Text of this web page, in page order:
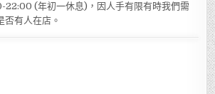
22:00 (年初一休息)，因人手有限有時我們需
否有人在店。